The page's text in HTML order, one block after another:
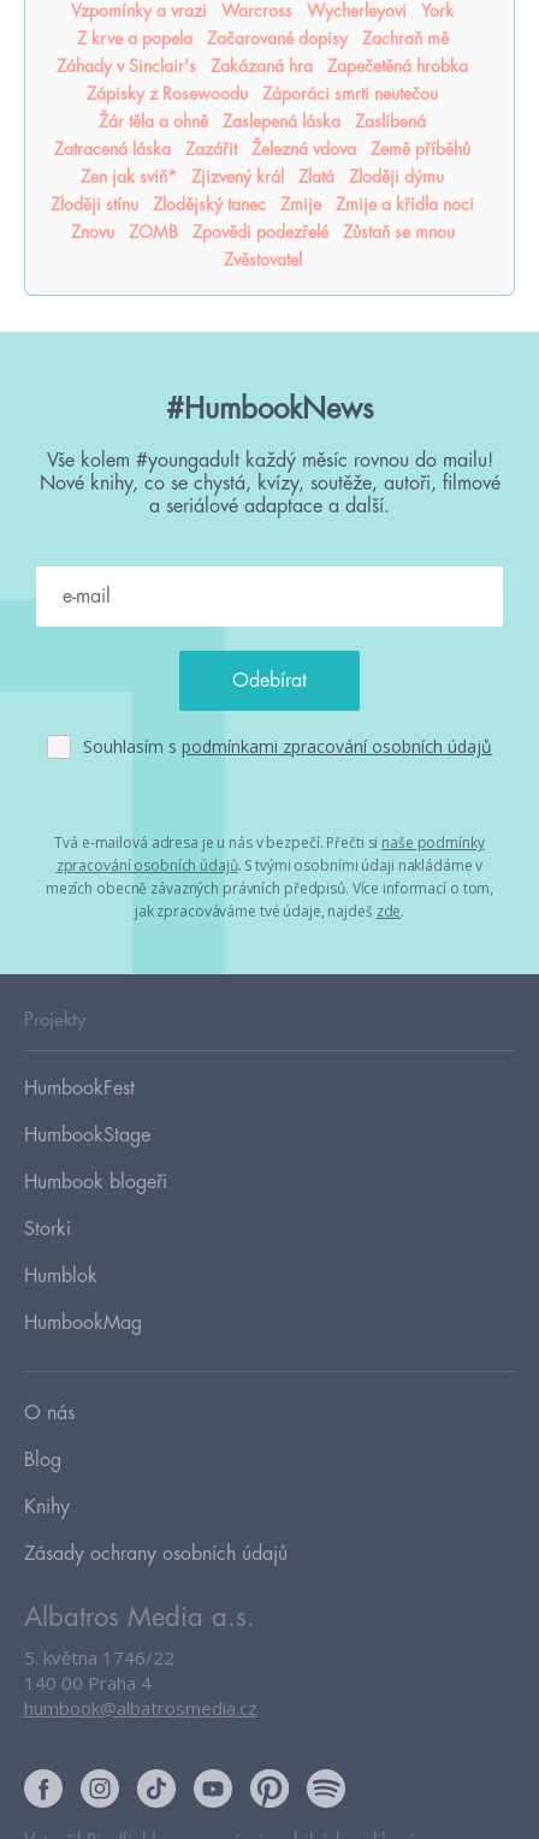
Vzpomínky a vrazi
Warcross Wycherleyovi
York
Z krve a popela
Začarované dopisy
Zachraň mě
Záhady v Sinclair's
Zakázaná hra
Zapečetěná hrobka
Zápisky z Rosewoodu
Záporáci smrti neutečou
Žár těla a ohně
Zaslepená láska
Zaslíbená
Zatracená láska
Zazářit Železná vdova
Země příběhů
Zen jak sviň*
Zjizvený král Zlatá
Zloději dýmu
Zloději stínu
Zlodějský tanec Zmije
Zmije a křídla noci
Znovu
ZOMB Zpovědi podezřelé
Zůstaň se mnou
Zvěstovatel
#HumbookNews
Vše kolem #youngadult každý měsíc rovnou do mailu!
Nové knihy, co se chystá, kvízy, soutěže, autoři, filmové
a seriálové adaptace a další.
Souhlasím s podmínkami zpracování osobních údajů
Tvá e-mailová adresa je u nás v bezpečí. Přečti si naše podmínky
zpracování osobních údajů. S tvými osobními údaji nakládáme v
mezích obecně závazných právních předpisů. Více informací o tom,
jak zpracováváme tvé údaje, najdeš zde.
Projekty
HumbookFest
HumbookStage
Humbook blogeři
Storki
Humblok
HumbookMag
O nás
Blog
Knihy
Zásady ochrany osobních údajů
Albatros Media a.s.
5. května 1746/22
140 00 Praha 4
humbook@albatrosmedia.cz